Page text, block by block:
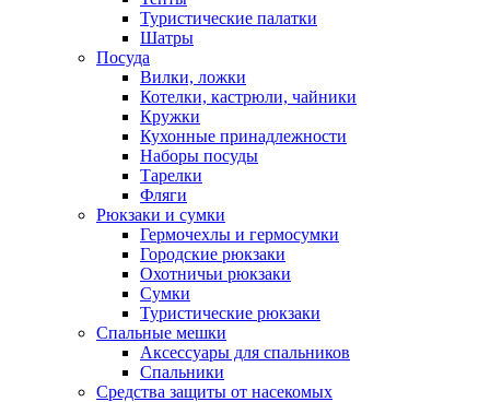
Туристические палатки
Шатры
Посуда
Вилки, ложки
Котелки, кастрюли, чайники
Кружки
Кухонные принадлежности
Наборы посуды
Тарелки
Фляги
Рюкзаки и сумки
Гермочехлы и гермосумки
Городские рюкзаки
Охотничьи рюкзаки
Сумки
Туристические рюкзаки
Спальные мешки
Аксессуары для спальников
Спальники
Средства защиты от насекомых